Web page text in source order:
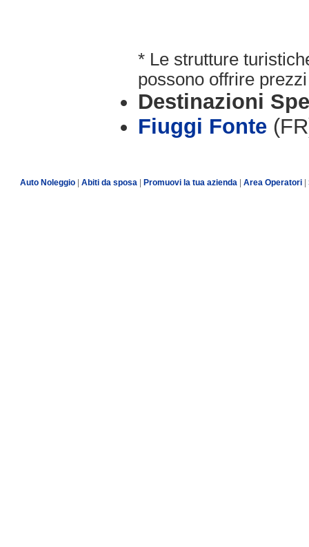
* Le strutture
possono offrire
Destinazioni
Fiuggi Fonte
Auto Noleggio| Abiti da sposa| Promuovi la tua azienda Area Operatori